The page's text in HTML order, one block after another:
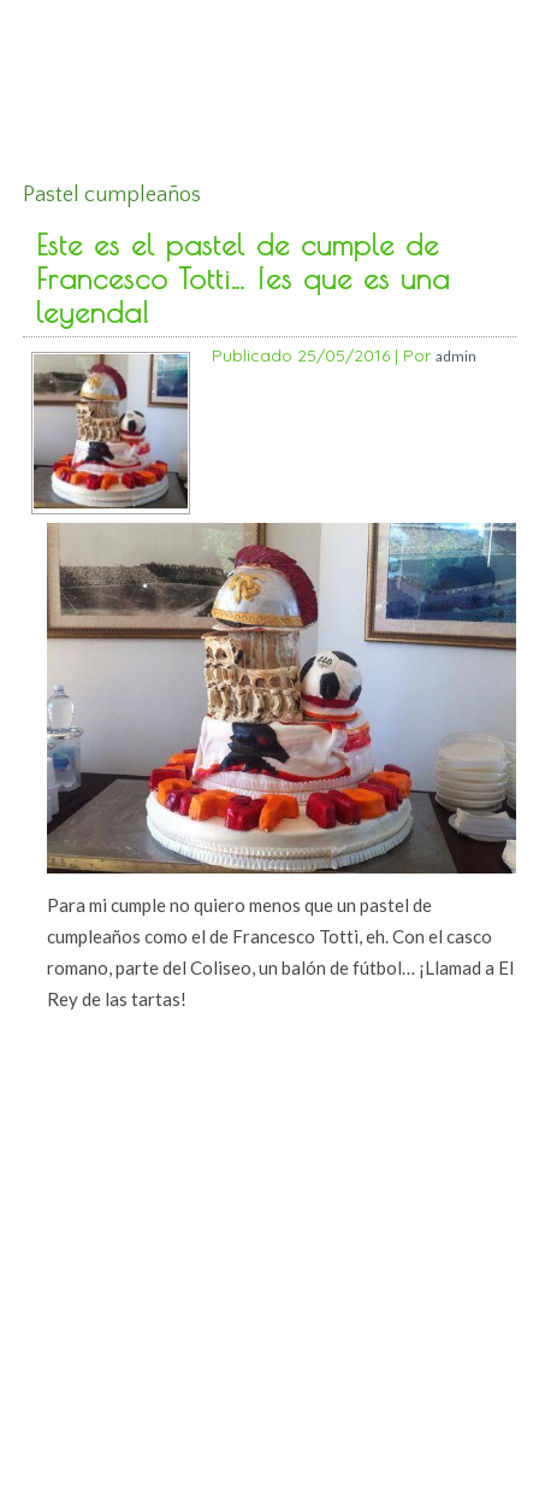
Pastel cumpleaños
Este es el pastel de cumple de
Francesco Totti… ¡es que es una
leyenda!
Publicado 25/05/2016 | Por admin
Para mi cumple no quiero menos que un pastel de
cumpleaños como el de Francesco Totti, eh. Con el casco
romano, parte del Coliseo, un balón de fútbol… ¡Llamad a El
Rey de las tartas!